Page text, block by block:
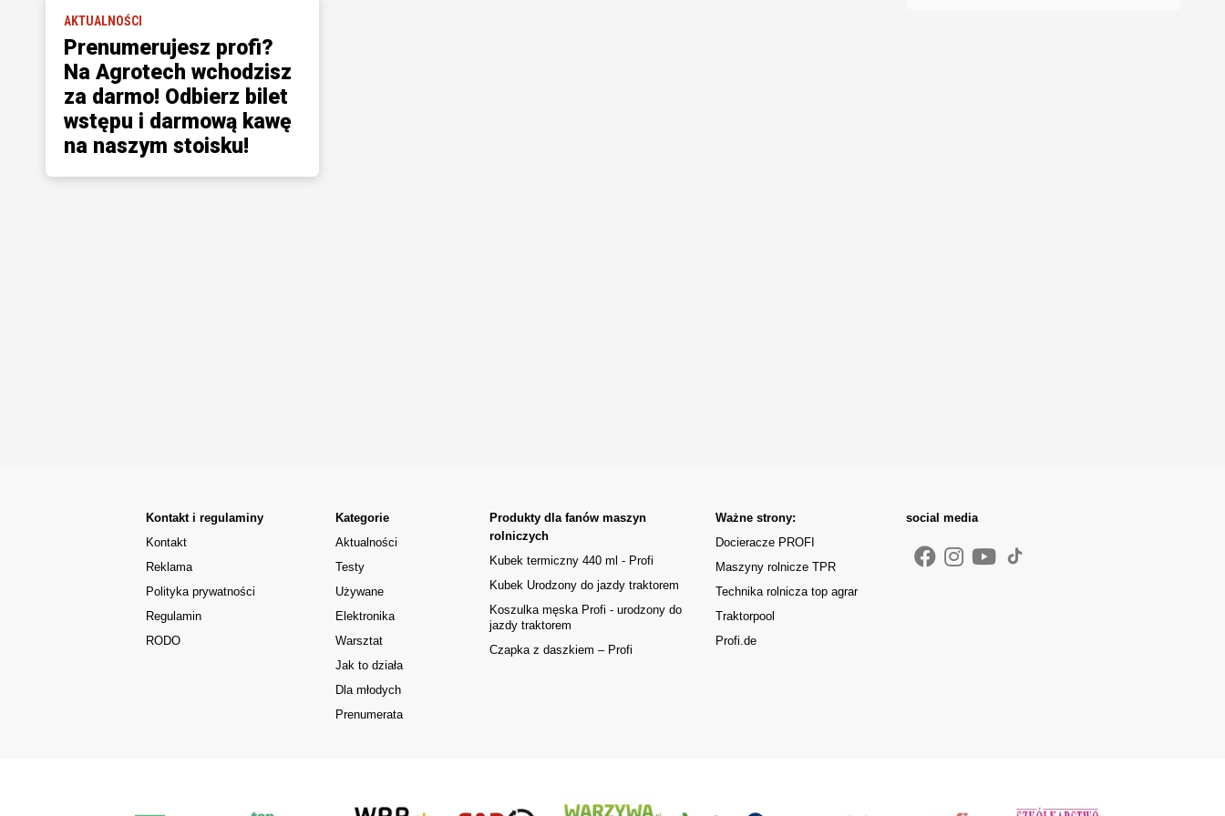
AKTUALNOŚCI
Prenumerujesz profi?
Na Agrotech wchodzisz
za darmo! Odbierz bilet
wstępu i darmową kawę
na naszym stoisku!
Kontakt i regulaminy
Kontakt
Reklama
Polityka prywatności
Regulamin
RODO
Kategorie
Aktualności
Testy
Używane
Elektronika
Warsztat
Jak to działa
Dla młodych
Prenumerata
Produkty dla fanów maszyn
rolniczych
Kubek termiczny 440 ml - Profi
Kubek Urodzony do jazdy traktorem
Koszulka męska Profi - urodzony do
jazdy traktorem
Czapka z daszkiem – Profi
Ważne strony:
Docieracze PROFI
Maszyny rolnicze TPR
Technika rolnicza top agrar
Traktorpool
Profi.de
social media